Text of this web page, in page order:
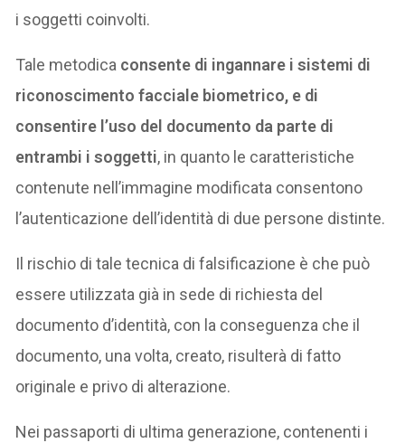
i soggetti coinvolti.
Tale metodica consente di ingannare i sistemi di
riconoscimento facciale biometrico, e di
consentire l’uso del documento da parte di
entrambi i soggetti, in quanto le caratteristiche
contenute nell’immagine modificata consentono
l’autenticazione dell’identità di due persone distinte.
Il rischio di tale tecnica di falsificazione è che può
essere utilizzata già in sede di richiesta del
documento d’identità, con la conseguenza che il
documento, una volta, creato, risulterà di fatto
originale e privo di alterazione.
Nei passaporti di ultima generazione, contenenti i